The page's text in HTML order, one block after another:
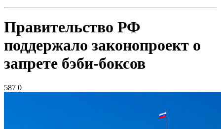
Правительство РФ
поддержало законопроект о
запрете бэби-боксов
587 0